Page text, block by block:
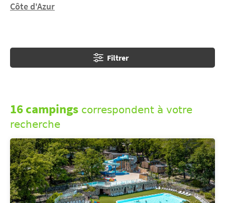
Côte d'Azur
Filtrer
16 campings correspondent à votre
recherche